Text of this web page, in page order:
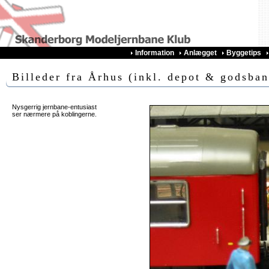
Information Anlægget Byggetips
Billeder fra Århus (inkl. depot &
Nysgerrig jernbane-entusiast
ser nærmere på koblingerne.